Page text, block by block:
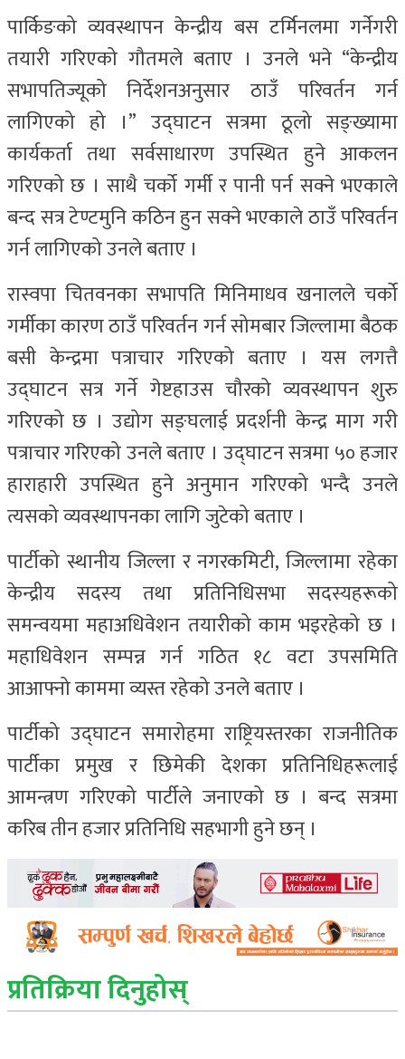
पार्किङको व्यवस्थापन केन्द्रीय बस टर्मिनलमा गर्नेगरी
तयारी गरिएको गौतमले बताए । उनले भने “केन्द्रीय
सभापतिज्यूको निर्देशनअनुसार ठाउँ परिवर्तन गर्न
लागिएको हो ।” उद्घाटन सत्रमा ठूलो सङ्ख्यामा
कार्यकर्ता तथा सर्वसाधारण उपस्थित हुने आकलन
गरिएको छ । साथै चर्को गर्मी र पानी पर्न सक्ने भएकाले
बन्द सत्र टेण्टमुनि कठिन हुन सक्ने भएकाले ठाउँ परिवर्तन
गर्न लागिएको उनले बताए ।
रास्वपा चितवनका सभापति मिनिमाधव खनालले चर्को
गर्मीका कारण ठाउँ परिवर्तन गर्न सोमबार जिल्लामा बैठक
बसी केन्द्रमा पत्राचार गरिएको बताए । यस लगत्तै
उद्घाटन सत्र गर्ने गेष्टहाउस चौरको व्यवस्थापन शुरु
गरिएको छ । उद्योग सङ्घलाई प्रदर्शनी केन्द्र माग गरी
पत्राचार गरिएको उनले बताए । उद्घाटन सत्रमा ५० हजार
हाराहारी उपस्थित हुने अनुमान गरिएको भन्दै उनले
त्यसको व्यवस्थापनका लागि जुटेको बताए ।
पार्टीको स्थानीय जिल्ला र नगरकमिटी, जिल्लामा रहेका
केन्द्रीय सदस्य तथा प्रतिनिधिसभा सदस्यहरूको
समन्वयमा महाअधिवेशन तयारीको काम भइरहेको छ ।
महाधिवेशन सम्पन्न गर्न गठित १८ वटा उपसमिति
आआफ्नो काममा व्यस्त रहेको उनले बताए ।
पार्टीको उद्घाटन समारोहमा राष्ट्रियस्तरका राजनीतिक
पार्टीका प्रमुख र छिमेकी देशका प्रतिनिधिहरूलाई
आमन्त्रण गरिएको पार्टीले जनाएको छ । बन्द सत्रमा
करिब तीन हजार प्रतिनिधि सहभागी हुने छन् ।
प्रतिक्रिया दिनुहोस्